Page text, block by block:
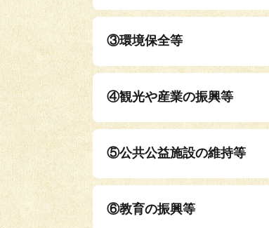
③環境保全等
④観光や産業の振興等
⑤公共公益施設の維持等
⑥教育の振興等